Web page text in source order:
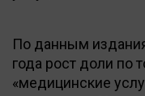
По данным
года рост доли по
«медицинские